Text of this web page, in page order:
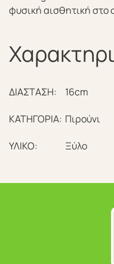
φυσική αισθητική στο
ΔΙΑΣΤΑΣΗ: 16cm
ΚΑΤΗΓΟΡΙΑ: Πιρούνι
ΥΛΙΚΟ: Ξύλο